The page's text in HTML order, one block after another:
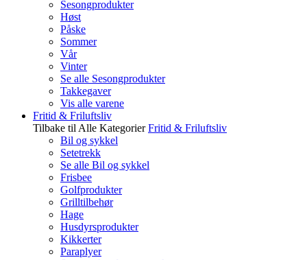
Sesongprodukter
Høst
Påske
Sommer
Vår
Vinter
Se alle Sesongprodukter
Takkegaver
Vis alle varene
Fritid & Friluftsliv
Tilbake til Alle Kategorier Fritid & Friluftsliv
Bil og sykkel
Setetrekk
Se alle Bil og sykkel
Frisbee
Golfprodukter
Grilltilbehør
Hage
Husdyrsprodukter
Kikkerter
Paraplyer